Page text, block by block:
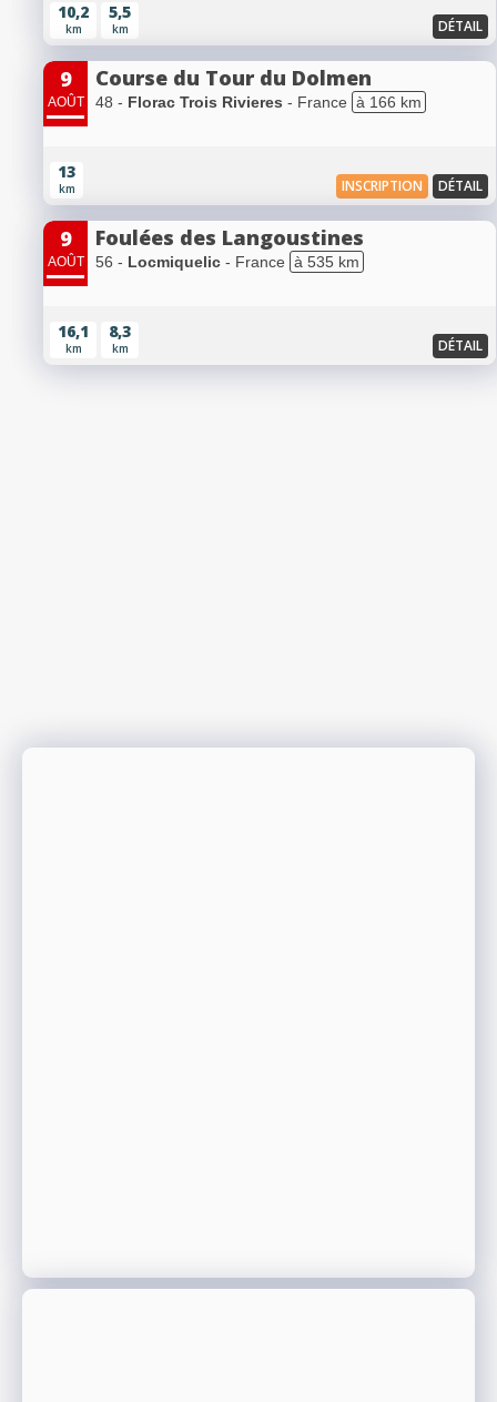
10,2
km
5,5
km DÉTAIL
9
AOÛT
Course du Tour du Dolmen
48 - Florac Trois Rivieres - France à 166 km
13
km INSCRIPTION DÉTAIL
9
AOÛT
Foulées des Langoustines
56 - Locmiquelic - France à 535 km
16,1
km
8,3
km DÉTAIL